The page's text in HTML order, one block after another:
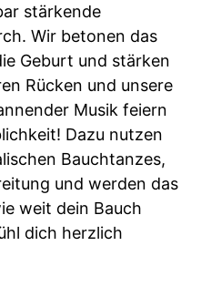
stärkende
Wir betonen das
Geburt und stärken
Rücken und unsere
Musik feiern
Dazu nutzen
Bauchtanzes,
und werden das
weit dein Bauch
dich herzlich